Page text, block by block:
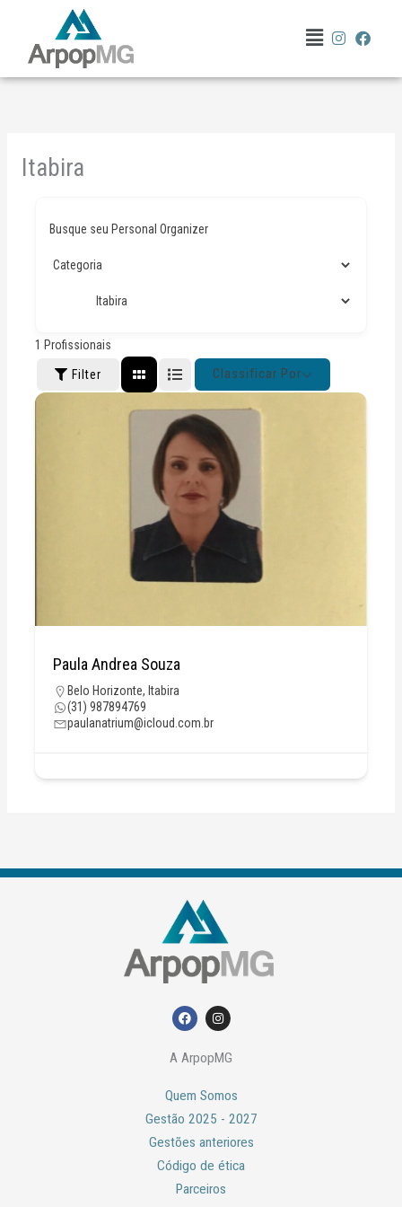
conteúdo
Menu
Itabira
Busque seu Personal Organizer
1 Profissionais
Filter Classificar Por
Paula Andrea Souza
Belo Horizonte, Itabira
(31) 987894769
paulanatrium@icloud.com.br
F
a
b
k
I
n
a
a
A ArpopMG
Quem Somos
Gestão 2025 - 2027
Gestões anteriores
Código de ética
Parceiros